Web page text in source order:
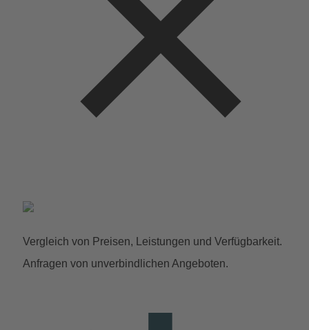
Vergleich von Preisen, Leistungen und Verfügbarkeit.
Anfragen von unverbindlichen Angeboten.